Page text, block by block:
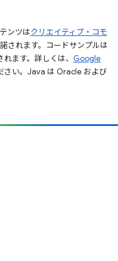
ンツはクリエイティブ・コモ
されます。コードサンプルは
ます。詳しくは、 Google
さい。Java は Oracle および